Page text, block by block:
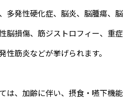
多発性硬化症、脳炎、脳腫瘍、脳
脳損傷、筋ジストロフィー、重症
性筋炎などが挙げられます。
は、加齢に伴い、摂食・嚥下機能